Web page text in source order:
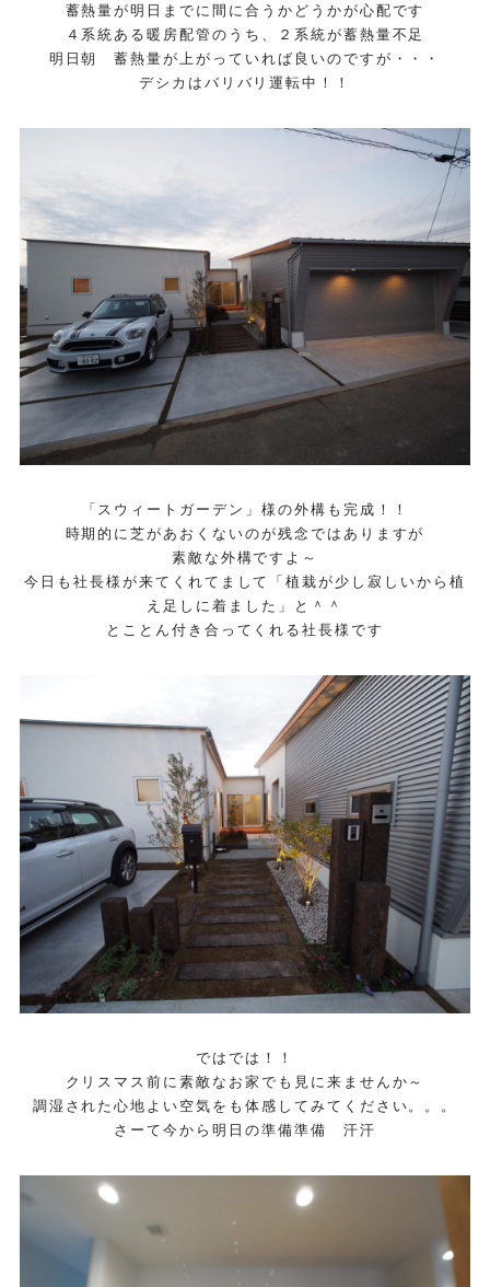
蓄熱量が明日までに間に合うかどうかが心配です
４系統ある暖房配管のうち、２系統が蓄熱量不足
明日朝 蓄熱量が上がっていれば良いのですが・・・
デシカはバリバリ運転中！！
「スウィートガーデン」様の外構も完成！！
時期的に芝があおくないのが残念ではありますが
素敵な外構ですよ～
今日も社長様が来てくれてまして「植栽が少し寂しいから植
え足しに着ました」と＾＾
とことん付き合ってくれる社長様です
ではでは！！
クリスマス前に素敵なお家でも見に来ませんか～
調湿された心地よい空気をも体感してみてください。。。
さーて今から明日の準備準備 汗汗